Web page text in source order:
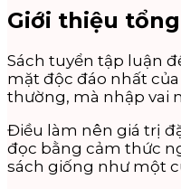
Giới thiệu
Sách tuyển tập luận
mặt độc đáo nhất
thường, mà nhập vai
Điều làm nên giá trị
đọc bằng cảm thức
sách giống như một